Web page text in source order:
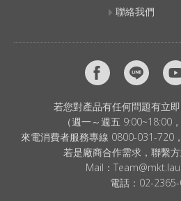
聯絡我們
若您對產品有任何問題有立
（週一～週五 9:00~18:00
來電消費者服務專線 0800-031-720
若是廠商合作需求，聯繫方
Mail：
電話： 02-